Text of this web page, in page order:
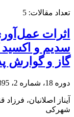
تعداد مقالات: 5
اثرات
سدیم و اکسید
گاز و گوارش
دوره 18، شماره 2، 1395، صفحه
آیناز اصلانیان،
شهرکی